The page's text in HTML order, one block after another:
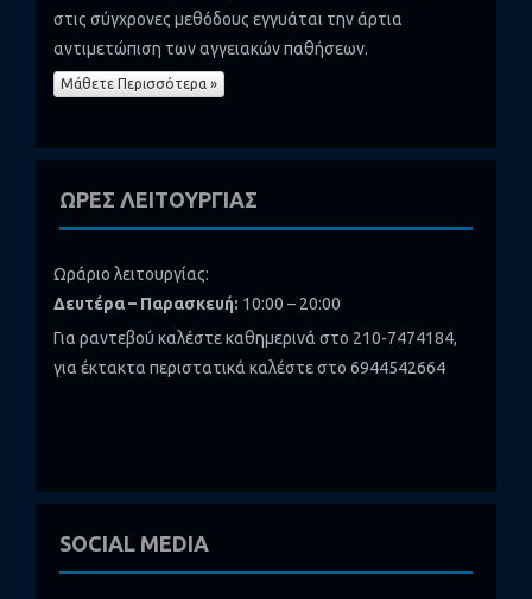
στις σύγχρονες μεθόδους εγγυάται την άρτια
αντιμετώπιση των αγγειακών παθήσεων.
Μάθετε Περισσότερα »
ΩΡΕΣ ΛΕΙΤΟΥΡΓΙΑΣ
Ωράριο λειτουργίας:
Δευτέρα – Παρασκευή: 10:00 – 20:00
Για ραντεβού καλέστε καθημερινά στο 210-7474184,
για έκτακτα περιστατικά καλέστε στο 6944542664
SOCIAL MEDIA